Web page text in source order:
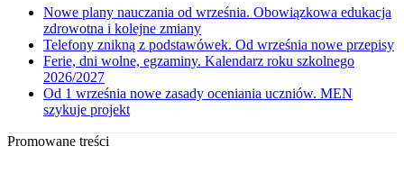
Nowe plany nauczania od września. Obowiązkowa edukacja
zdrowotna i kolejne zmiany
Telefony znikną z podstawówek. Od września nowe przepisy
Ferie, dni wolne, egzaminy. Kalendarz roku szkolnego
2026/2027
Od 1 września nowe zasady oceniania uczniów. MEN
szykuje projekt
Promowane treści